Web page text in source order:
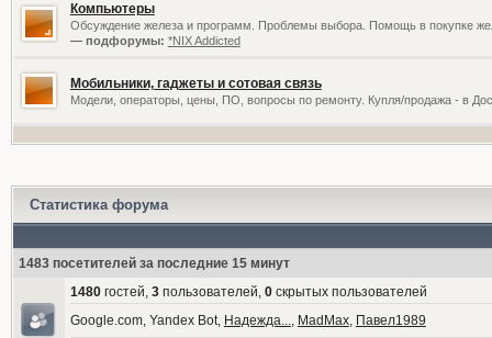
Компьютеры
Обсуждение железа и программ. Проблемы выбора. Помощь в покупке
— подфорумы: *NIX Addicted
Мобильники, гаджеты и сотовая связь
Модели, операторы, цены, ПО, вопросы по ремонту. Купля/продажа - в
Статистика форума
1483 посетителей за последние 15 минут
1480гостей, 3пользователей, 0скрытых пользователей
Google.com, Yandex Bot, Надежда..., MadMax, Павел1989